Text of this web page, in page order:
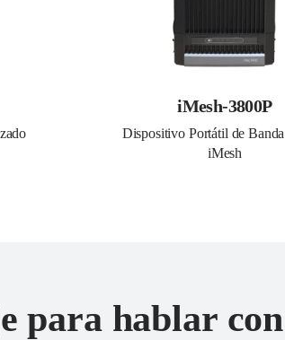
iMesh-3800P
Dispositivo Portátil de
iMesh
para hablar